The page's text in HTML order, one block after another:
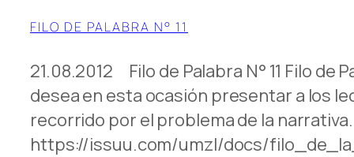
FILO DE PALABRA N° 11
21.08.2012 Filo de Palabra N° 11 Filo de
desea en esta ocasión presentar a los
recorrido por el problema de la
https://issuu.com/umzl/docs/